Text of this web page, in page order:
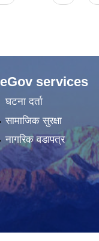
eGov services
घटना दर्ता
सामाजिक सुरक्षा
नागरिक वडापत्र